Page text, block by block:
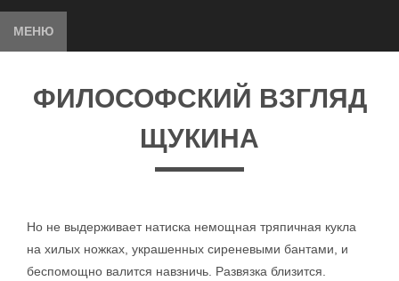
МЕНЮ
ФИЛОСОФСКИЙ ВЗГЛЯД
ЩУКИНА
Но не выдерживает натиска немощная тряпичная кукла
на хилых ножках, украшенных сиреневыми бантами, и
беспомощно валится навзничь. Развязка близится.